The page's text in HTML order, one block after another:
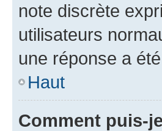
note discrète
utilisateurs
une réponse a
Haut
Comment puis-